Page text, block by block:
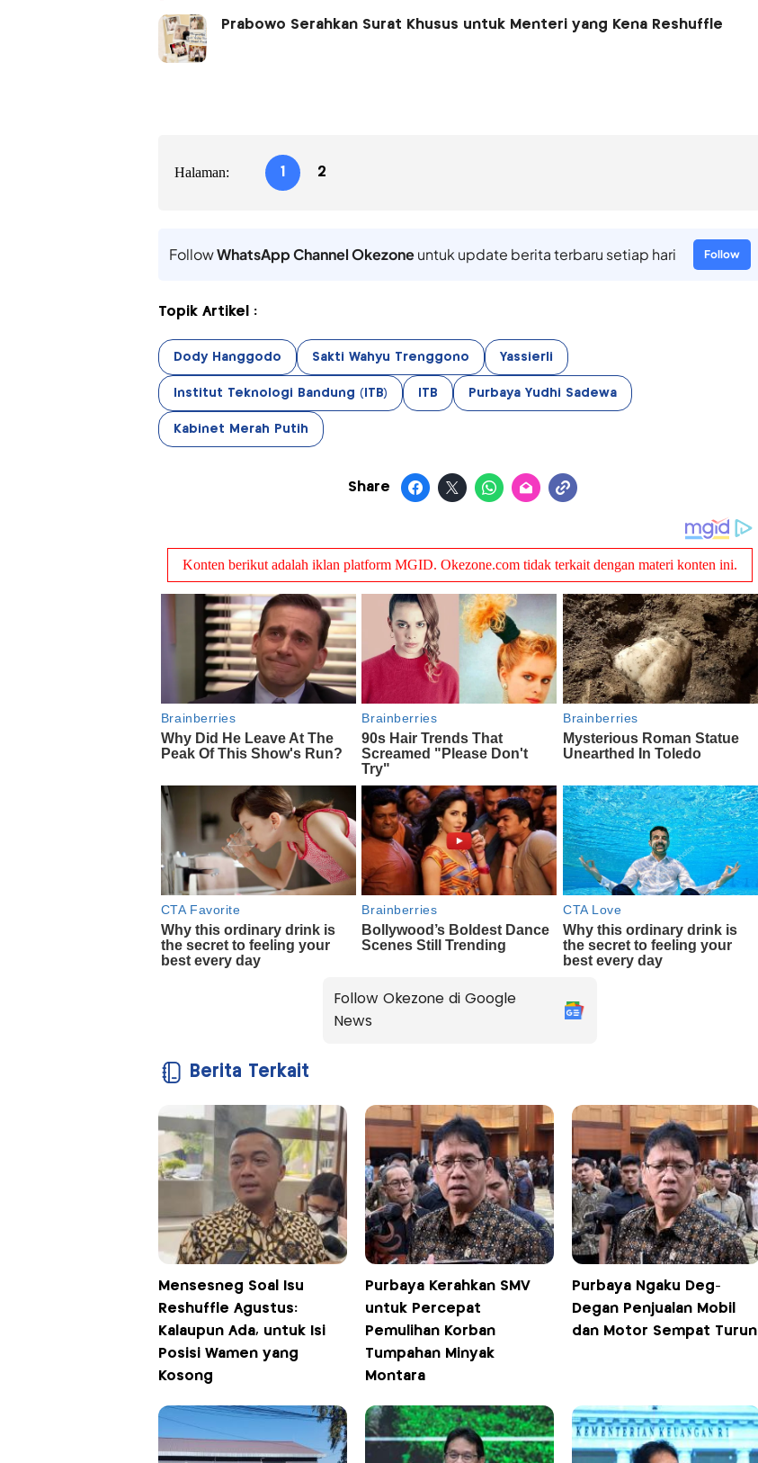
Prabowo Serahkan Surat Khusus untuk Menteri yang Kena Reshuffle
Halaman: 1 2
FollowWhatsApp Channel Okezoneuntuk update berita terbaru setiap hari Follow
Topik Artikel :
Dody Hanggodo Sakti Wahyu Trenggono Yassierli
Institut Teknologi Bandung (ITB) ITB Purbaya Yudhi Sadewa
Kabinet Merah Putih
Share
Follow Okezone di Google
News
Berita Terkait
Mensesneg Soal Isu
Reshuffle Agustus:
Kalaupun Ada, untuk Isi
Posisi Wamen yang
Kosong
Purbaya Kerahkan SMV
untuk Percepat
Pemulihan Korban
Tumpahan Minyak
Montara
Purbaya Ngaku Deg-
Degan Penjualan Mobil
dan Motor Sempat Turun